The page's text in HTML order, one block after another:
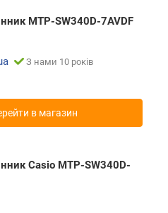
MTP-SW340D-7AVDF
З нами 10 років
в магазин
Casio MTP-SW340D-